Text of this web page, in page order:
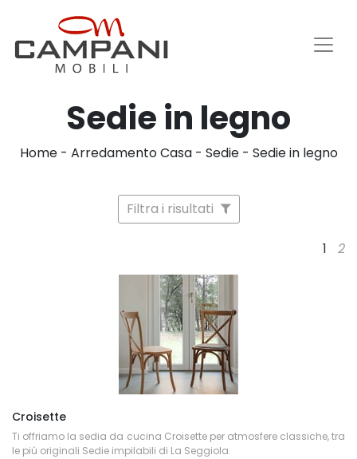
Sedie in legno
Home- Arredamento Casa- Sedie- Sedie in legno
Filtra i risultati
1 2
Croisette
Ti offriamo la sedia da cucina Croisette per atmosfere classiche, tra
le più originali Sedie impilabili di La Seggiola.